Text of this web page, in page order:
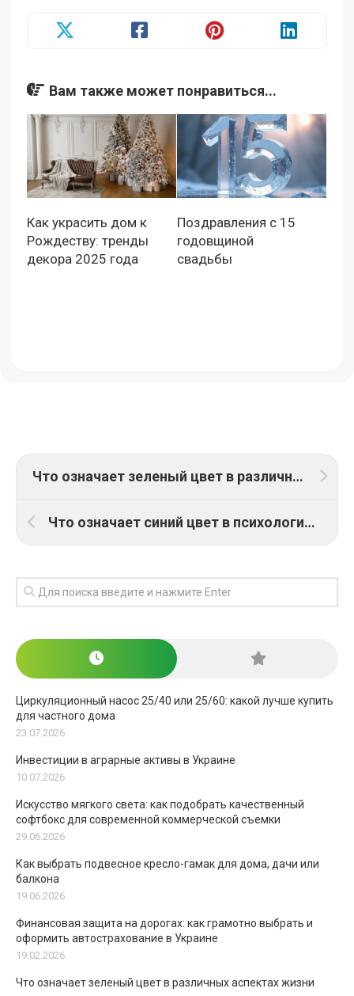
Вам также может понравиться...
Как украсить дом к
Рождеству: тренды
декора 2025 года
Поздравления с 15
годовщиной
свадьбы
Что означает зеленый цвет в различных аспектах жизни
Что означает синий цвет в психологии и культуре?
Циркуляционный насос 25/40 или 25/60: какой лучше купить
для частного дома
23.07.2026
Инвестиции в аграрные активы в Украине
10.07.2026
Искусство мягкого света: как подобрать качественный
софтбокс для современной коммерческой съемки
29.06.2026
Как выбрать подвесное кресло-гамак для дома, дачи или
балкона
19.06.2026
Финансовая защита на дорогах: как грамотно выбрать и
оформить автострахование в Украине
19.02.2026
Что означает зеленый цвет в различных аспектах жизни